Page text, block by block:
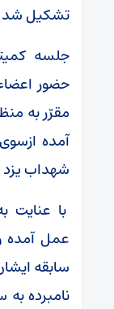
تشکیل شد و
جلسه
مقرّر به
آمده
شهداب یزد
با عنایت
عمل آمده
سابقه
نامبرده